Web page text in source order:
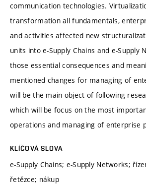
communication technologies.
transformation all fundamentals,
and activities affected new
units into e-Supply Chains and e-Supply
those essential consequences and
mentioned changes for managing of
will be the main object of following
which will be focus on the most
operations and managing of enterprise
KLÍČOVÁ SLOVA
e-Supply Chains; e-Supply Networks;
řetězce; nákup